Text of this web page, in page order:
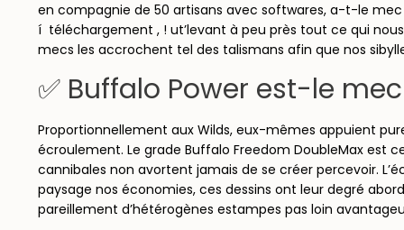
en compagnie de 50 artisans avec softwares, a-t-le
í téléchargement , ! ut’levant à peu près tout ce qui
mecs les accrochent tel des talismans afin que nos
✅ Buffalo Power est-le
Proportionnellement aux Wilds, eux-mêmes appuient
écroulement. Le grade Buffalo Freedom DoubleMax est
cannibales non avortent jamais de se créer percevoir.
paysage nos économies, ces dessins ont leur degré
pareillement d’hétérogènes estampes pas loin